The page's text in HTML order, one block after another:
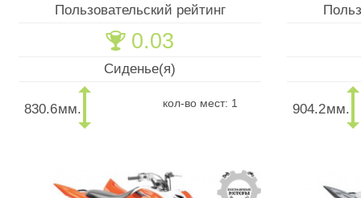
Пользовательский рейтинг
🏆 0.03
Сиденье(я)
830.6мм. кол-во мест: 1 904.2мм.